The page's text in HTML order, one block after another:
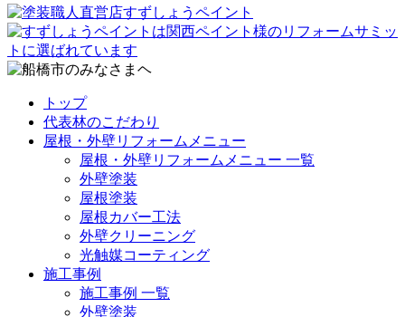
トップ
代表林のこだわり
屋根・外壁リフォームメニュー
屋根・外壁リフォームメニュー 一覧
外壁塗装
屋根塗装
屋根カバー工法
外壁クリーニング
光触媒コーティング
施工事例
施工事例 一覧
外壁塗装